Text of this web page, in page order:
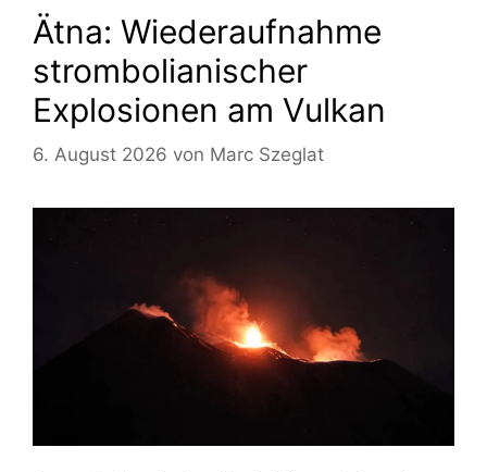
Ätna: Wiederaufnahme
strombolianischer
Explosionen am Vulkan
6. August 2026 von Marc Szeglat